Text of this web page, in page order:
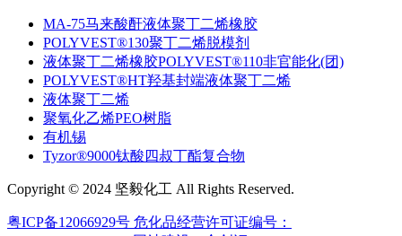
MA-75马来酸酐液体聚丁二烯橡胶
POLYVEST®130聚丁二烯脱模剂
液体聚丁二烯橡胶POLYVEST®110非官能化(团)
POLYVEST®HT羟基封端液体聚丁二烯
液体聚丁二烯
聚氧化乙烯PEO树脂
有机锡
Tyzor®9000钛酸四叔丁酯复合物
Copyright © 2024 坚毅化工 All Rights Reserved.
粤ICP备12066929号 危化品经营许可证编号：